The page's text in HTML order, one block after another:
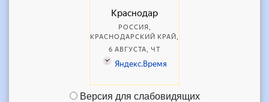
Версия для слабовидящих